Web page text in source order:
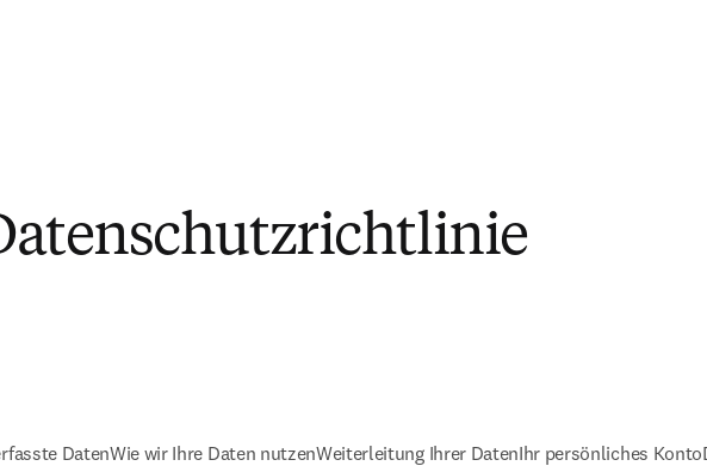
DatenWie wir Ihre Daten nutzenWeiterleitung Ihrer DatenIhr persönliches Konto